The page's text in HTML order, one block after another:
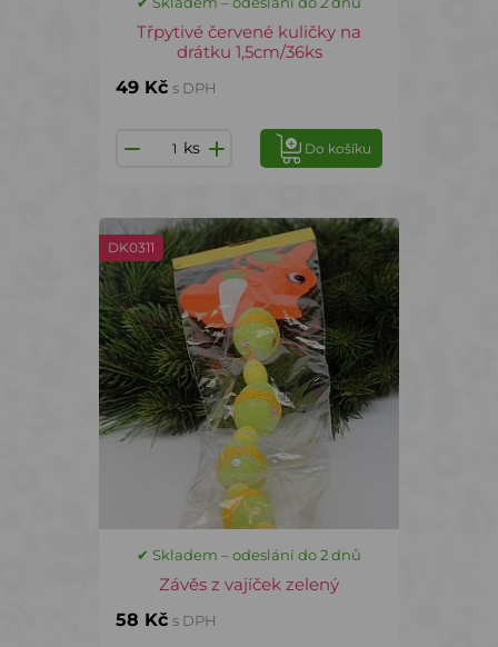
Třpytivé červené kuličky na
drátku 1,5cm/36ks
49 Kč s DPH
ks Do košíku
DK0311
✔ Skladem – odeslání do 2 dnů
Závěs z vajíček zelený
58 Kč s DPH